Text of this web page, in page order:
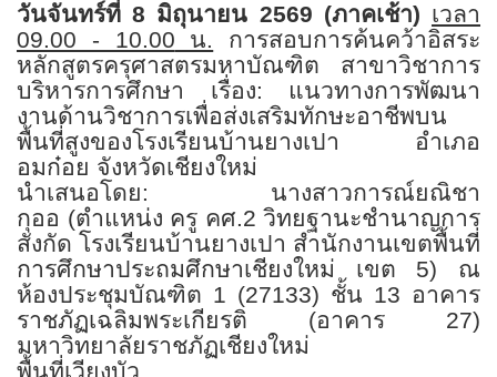
วันจันทร์ที่8 มิถุนายน 2569 (ภาคเช้า) เวลา
09.00 - 10.00 น. การสอบการค้นคว้าอิสระ
หลักสูตรครุศาสตรมหาบัณฑิต สาขาวิชาการ
บริหารการศึกษา เรื่อง: แนวทางการพัฒนา
งานด้านวิชาการเพื่อส่งเสริมทักษะอาชีพบน
พื้นที่สูงของโรงเรียนบ้านยางเปา อำเภอ
อมก๋อย จังหวัดเชียงใหม่
นำเสนอโดย: นางสาวการณ์ยณิชา
กุออ (ตำแหน่ง ครู คศ.2 วิทยฐานะชำนาญการ
สังกัด โรงเรียนบ้านยางเปา สำนักงานเขตพื้นที่
การศึกษาประถมศึกษาเชียงใหม่ เขต 5) ณ
ห้องประชุมบัณฑิต 1 (27133) ชั้น 13 อาคาร
ราชภัฏเฉลิมพระเกียรติ (อาคาร 27)
มหาวิทยาลัยราชภัฏเชียงใหม่